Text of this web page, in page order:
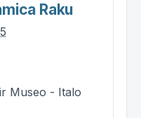
Raku
Museo - Italo